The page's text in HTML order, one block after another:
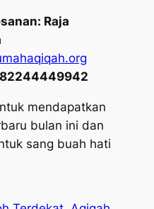
Raja
mendapatkan
bulan ini dan
sang buah hati